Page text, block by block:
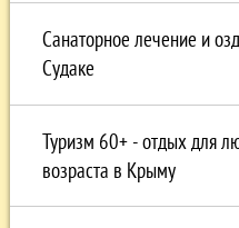
Санаторное лечение и
Судаке
Туризм 60+ - отдых для
возраста в Крыму